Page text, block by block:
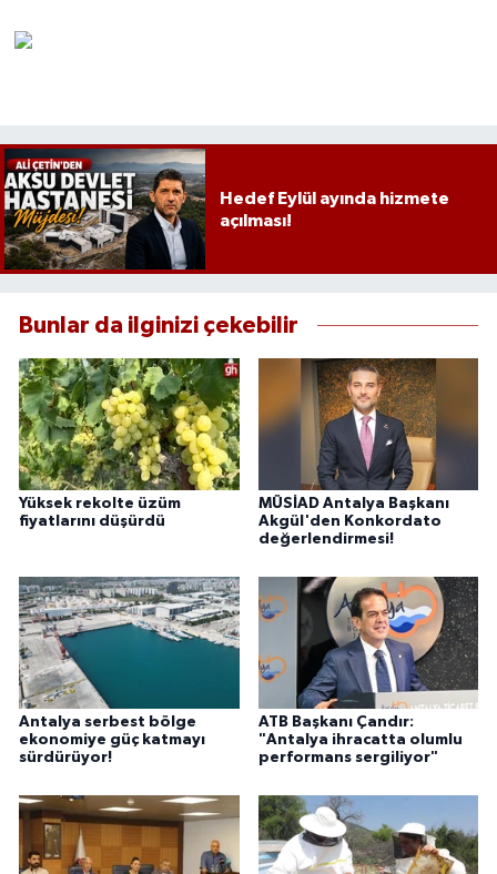
Hedef Eylül ayında hizmete
açılması!
Bunlar da ilginizi çekebilir
Yüksek rekolte üzüm
fiyatlarını düşürdü
MÜSİAD Antalya Başkanı
Akgül'den Konkordato
değerlendirmesi!
Antalya serbest bölge
ekonomiye güç katmayı
sürdürüyor!
ATB Başkanı Çandır:
"Antalya ihracatta olumlu
performans sergiliyor"